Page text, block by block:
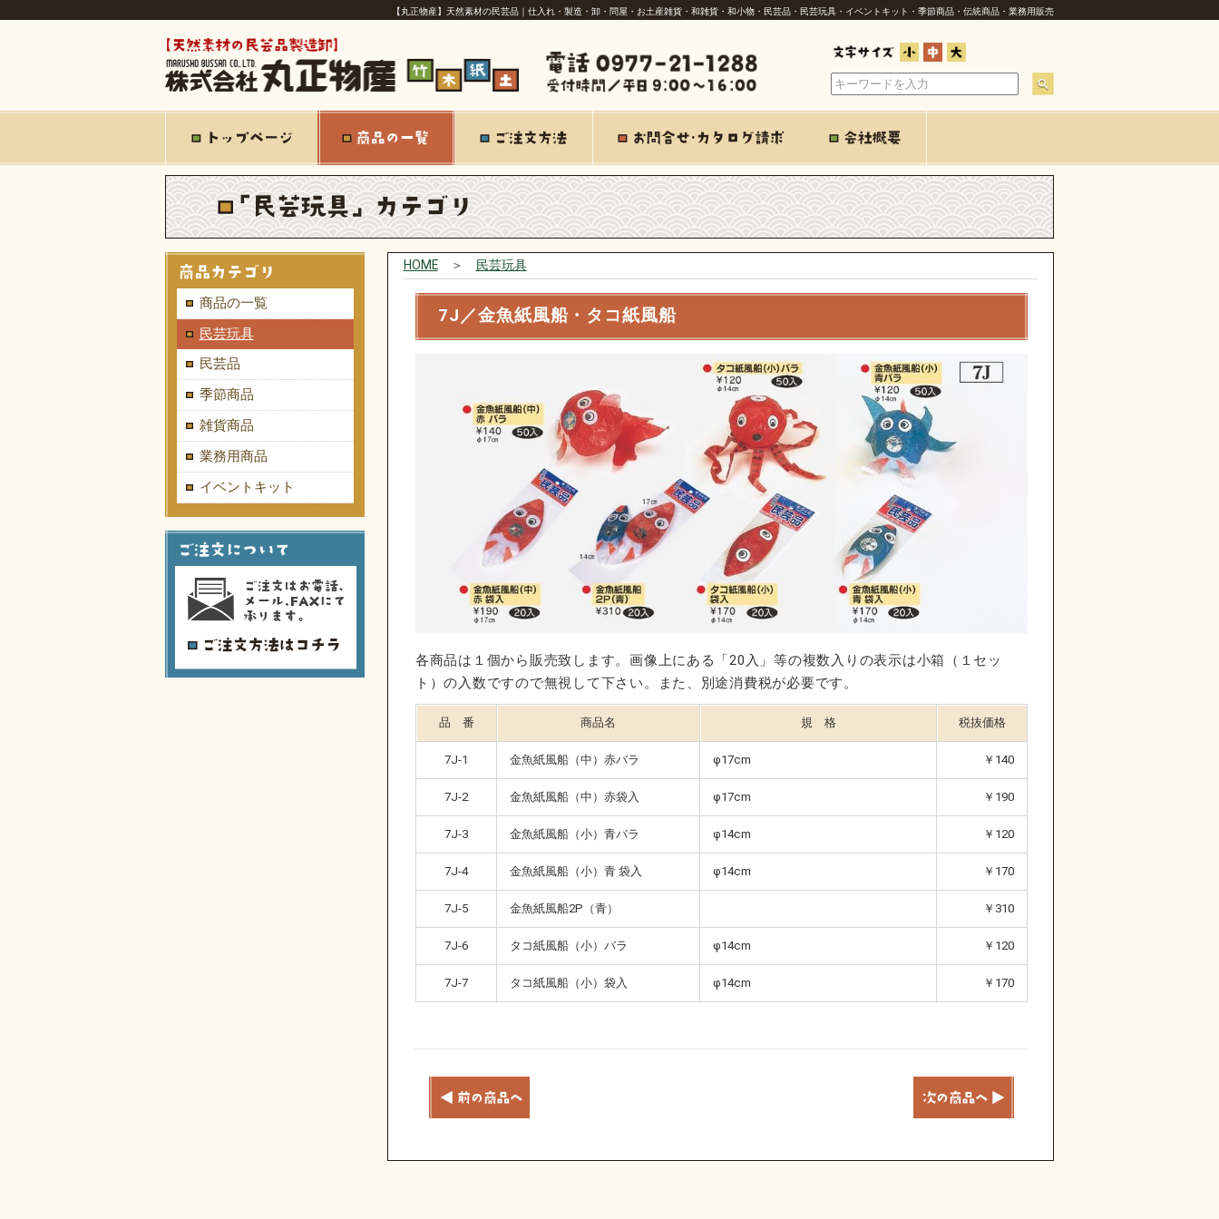
【丸正物産】天然素材の民芸品｜仕入れ・製造・卸・問屋・お土産雑貨・和雑貨・和小物・民芸品・民芸玩具・イベントキット・季節商品・伝統商品・業務用販売
商品の一覧
民芸玩具
民芸品
季節商品
雑貨商品
業務用商品
イベントキット
HOME＞ 民芸玩具
7J／金魚紙風船・タコ紙風船
各商品は１個から販売致します。画像上にある「20入」等の複数入りの表示は小箱（１セッ
ト）の入数ですので無視して下さい。また、別途消費税が必要です。
品 番 商品名 規 格 税抜価格
7J-1 金魚紙風船（中）赤バラ φ17cm ￥140
7J-2 金魚紙風船（中）赤袋入 φ17cm ￥190
7J-3 金魚紙風船（小）青バラ φ14cm ￥120
7J-4 金魚紙風船（小）青 袋入 φ14cm ￥170
7J-5 金魚紙風船2P（青） ￥310
7J-6 タコ紙風船（小）バラ φ14cm ￥120
7J-7 タコ紙風船（小）袋入 φ14cm ￥170